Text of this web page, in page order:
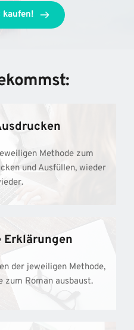
Methode zum
und Ausfüllen, wieder
der jeweiligen Methode,
zum Roman ausbaust.